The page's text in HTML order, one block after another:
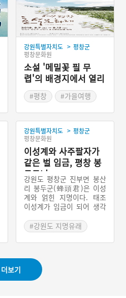
강원특별자치도 > 평창군
평창문화원
소설 '메밀꽃 필 무
렵'의 배경지에서 열리
는 '평창효석문화제'
#평창
#가을여행
강원특별자치도 > 평창군
평창문화원
이성계와 사주팔자가
같은 벌 임금, 평창 봉
두구니
강원도 평창군 진부면 봉산
리 봉두군(蜂頭君)은 이성
계와 얽힌 지명이다. 태조
이성계가 임금이 되어 생각
를 타고난 사람은 무엇을 할
까 궁금했다. 그래서 알아보
니 평창에 같은 사주팔자를
벌을 친다고 했다. 벌통 300
개면 그 안의 벌수가 백성수
보다 더 많을 듯도 싶었다.
#강원도 지명유래
더보기